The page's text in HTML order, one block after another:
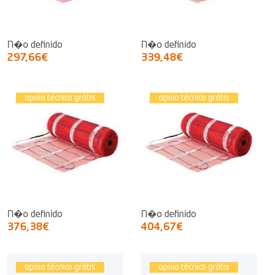
N�o definido
297,66€
N�o definido
339,48€
apoio técnico grátis
N�o definido
376,38€
apoio técnico grátis
N�o definido
404,67€
apoio técnico grátis apoio técnico grátis